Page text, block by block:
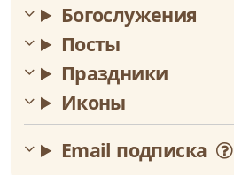
Богослужения
Посты
Праздники
Иконы
Email подписка